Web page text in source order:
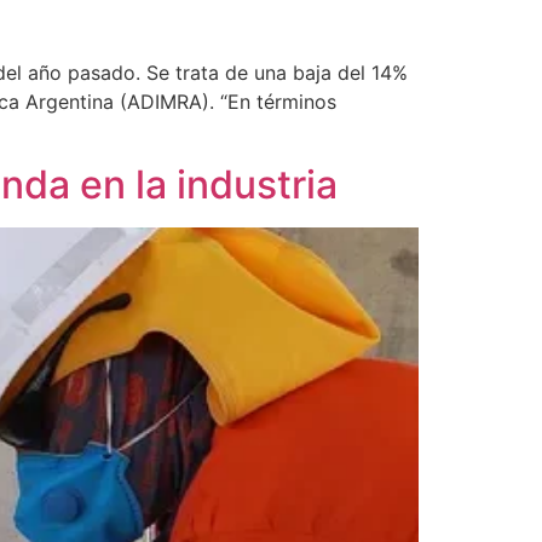
año pasado. Se trata de una baja del 14%
Argentina (ADIMRA). “En términos
en la industria